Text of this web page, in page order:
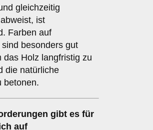
gleichzeitig
ist
Farben auf
besonders gut
das Holz langfristig zu
die natürliche
betonen.
gibt es für
auf